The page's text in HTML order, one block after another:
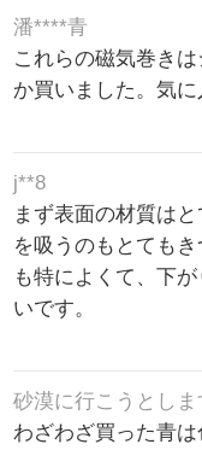
潘****青
これらの磁気巻き
か買いました。気に
j**8
まず表面の材質は
を吸うのもとても
も特によくて、下
いです。
砂漠に行こうとしま
わざわざ買った青